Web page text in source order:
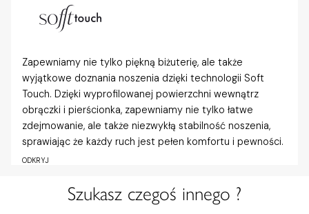
Zapewniamy nie tylko piękną biżuterię, ale także
wyjątkowe doznania noszenia dzięki technologii Soft
Touch. Dzięki wyprofilowanej powierzchni wewnątrz
obrączki i pierścionka, zapewniamy nie tylko łatwe
zdejmowanie, ale także niezwykłą stabilność noszenia,
sprawiając że każdy ruch jest pełen komfortu i pewności.
ODKRYJ
Szukasz czegoś innego ?